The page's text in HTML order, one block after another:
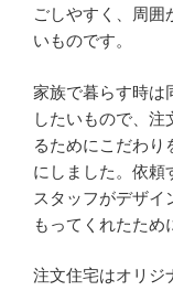
ごしやすく、周囲
いものです。
家族で暮らす時は
したいもので、
るためにこだわり
にしました。依頼
スタッフがデザイ
もってくれたため
注文住宅はオリジ